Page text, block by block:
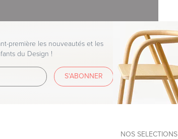
première les nouveautés et les
du Design !
S'ABONNER
NOS SELECTIONS